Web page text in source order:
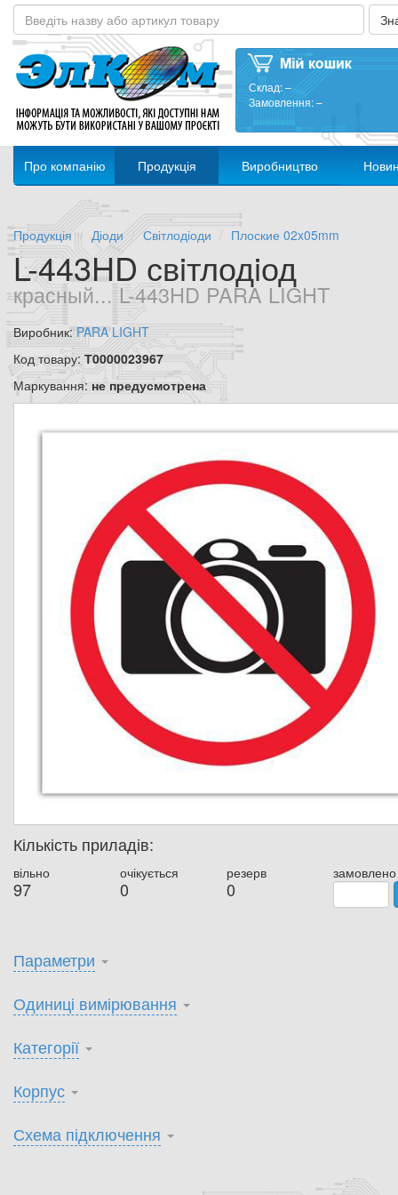
Склад:–
Замовлення:–
Про компанію Продукція Виробництво
Продукція Діоди Світлодіоди Плоские 02x05mm
L-443HD свiтлодiод
красный... L-443HD PARA LIGHT
Виробник:PARA LIGHT
Код товару: Т0000023967
Маркування: не предусмотрена
Кількість приладів:
вільно
97
очікується
0
резерв
0
замовлено
Параметри
Одиниці вимірювання
Категорії
Корпус
Схема підключення